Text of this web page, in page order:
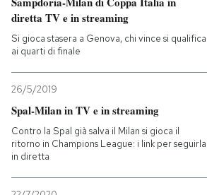
diretta TV e in streaming
Si gioca stasera a Genova, chi vince si qualifica
ai quarti di finale
26/5/2019
Spal-Milan in TV e in streaming
Contro la Spal già salva il Milan si gioca il
ritorno in Champions League: i link per seguirla
in diretta